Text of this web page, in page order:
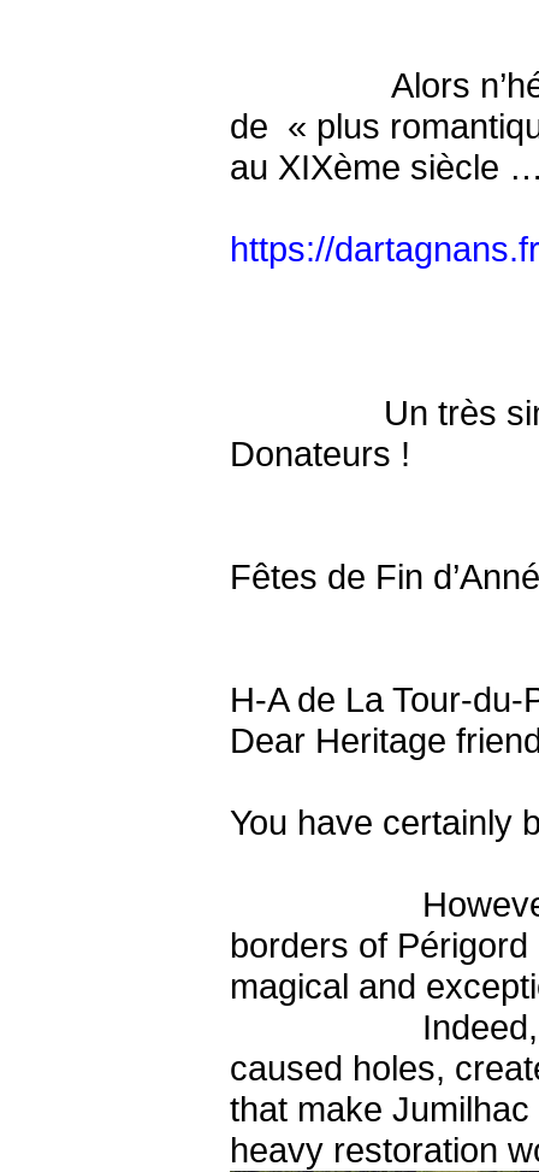
Alors n’hésitez
de « plus
au XIXème siècle
https://
Un très sincère
Donateurs !
Fêtes de Fin
H-A de La Tour-du-
Dear Heritage
You have certainly
However, the
borders of
magical and
Indeed, the
caused holes,
that make
heavy restoration